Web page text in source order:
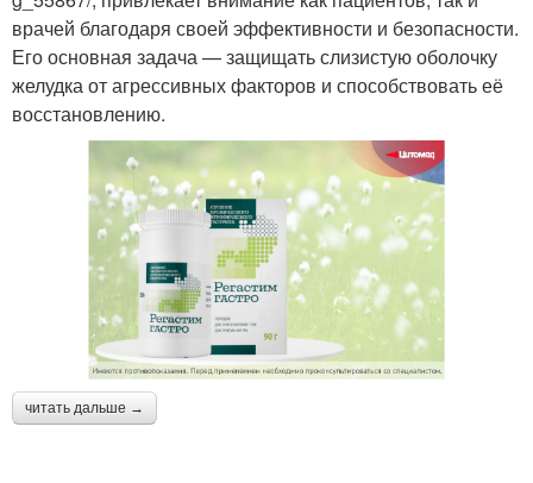
врачей благодаря своей эффективности и безопасности.
Его основная задача — защищать слизистую оболочку
желудка от агрессивных факторов и способствовать её
восстановлению.
читать дальше →